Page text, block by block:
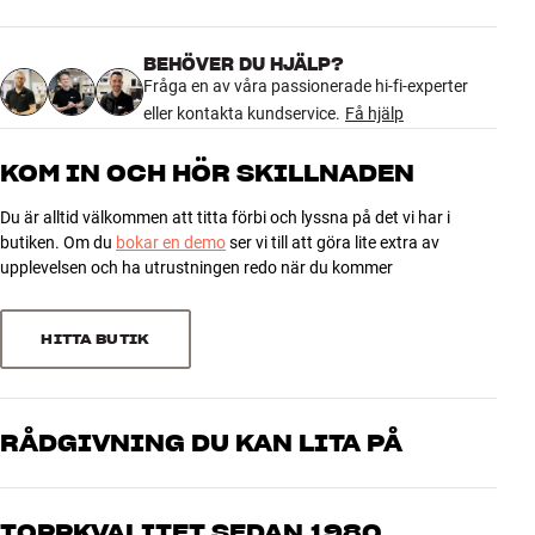
Pickuptyp
Moving Magnet
Pickup
Audio-Technica AT3600L
RIAA-förförstärkare
Ja
Effektiv armmassa
5,6 g
Skivspelarlock medföljer
Ja
ENERGI
Vikt (kg)
4
djup)
4.7
774 recensioner
3
2
Sortera efter
BEHÖVER DU HJÄLP?
Fråga en av våra passionerade hi-fi-experter
eller kontakta kundservice. Få hjälp
KOM IN OCH HÖR SKILLNADEN
Du är alltid välkommen att titta förbi och lyssna på det vi har i
butiken. Om du bokar en demoser vi till att göra lite extra av
upplevelsen och ha utrustningen redo när du kommer
HITTA BUTIK
RÅDGIVNING DU KAN LITA PÅ
Våra medarbetare är riktiga entusiaster som kan produkterna och